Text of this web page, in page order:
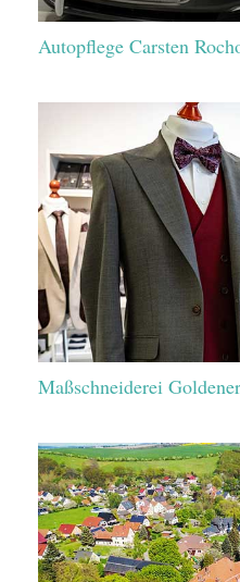
Autopflege Carsten
Maßschneiderei